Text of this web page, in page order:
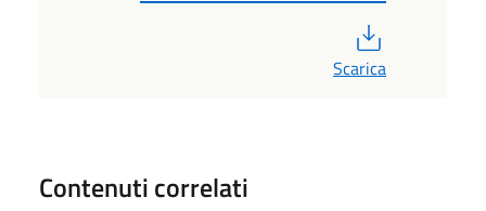
Scarica
Contenuti correlati